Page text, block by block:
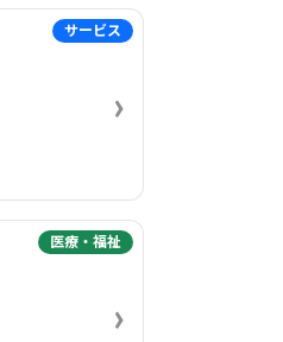
サービス
›
医療・福祉
›